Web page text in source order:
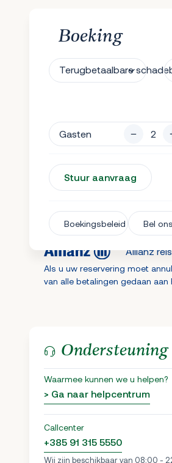
Boeking
Terugbetaalbare
Gasten
Stuur aanvraag
Boekingsbeleid Bel
Allianz
Als u uw reservering moet
van alle betalingen gedaan aan
Waarmee kunnen we u helpen?
> Ga naar helpcentrum
Callcenter
+385 91 315 5550
Wij zijn beschikbaar van 08:00 -